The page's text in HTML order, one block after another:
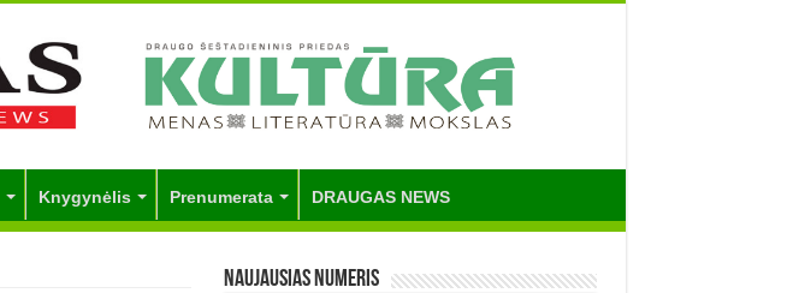
Knygynėlis Prenumerata DRAUGAS NEWS
Naujausias numeris